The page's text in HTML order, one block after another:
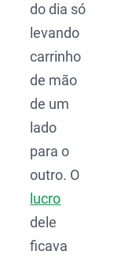
do dia só
levando
carrinho
de mão
de um
lado
para o
outro. O
lucro
dele
ficava